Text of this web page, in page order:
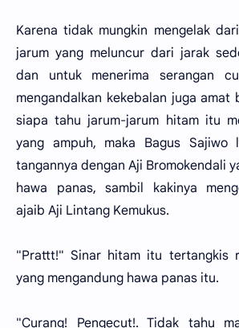
Karena tidak mungkin mengelak
jarum yang meluncur dari jarak
dan untuk menerima serangan
mengandalkan kekebalan juga amat
siapa tahu jarum-jarum hitam itu
yang ampuh, maka Bagus Sajiwo
tangannya dengan Aji Bromokendali
hawa panas, sambil kakinya
ajaib Aji Lintang Kemukus.
"Prattt!" Sinar hitam itu tertangkis
yang mengandung hawa panas itu.
"Curang! Pengecut!. Tidak tahu